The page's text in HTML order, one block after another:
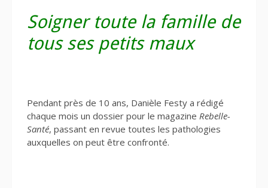
Soigner toute la famille de
tous ses petits maux
Pendant près de 10 ans, Danièle Festy a rédigé
chaque mois un dossier pour le magazine Rebelle-
Santé, passant en revue toutes les pathologies
auxquelles on peut être confronté.